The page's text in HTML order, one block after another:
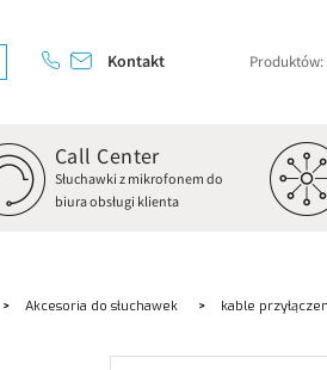
Kontakt Produktów:
Call Center
Słuchawki z mikrofonem do
biura obsługi klienta
Akcesoria do słuchawek
kable